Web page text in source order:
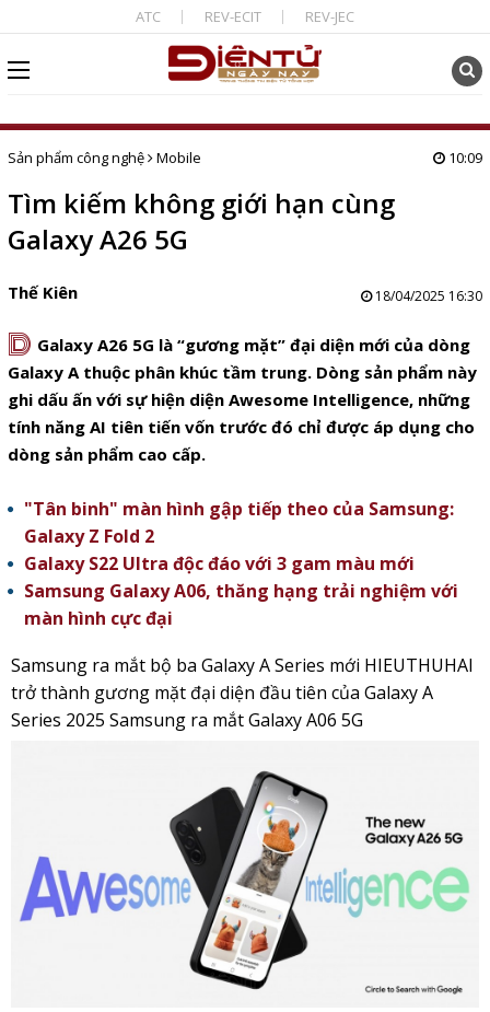
ATC REV-ECIT REV-JEC
Sản phẩm công nghệ Mobile 10:09
Tìm kiếm không giới hạn cùng
Galaxy A26 5G
Thế Kiên 18/04/2025 16:30
D Galaxy A26 5G là “gương mặt” đại diện mới của dòng
Galaxy A thuộc phân khúc tầm trung. Dòng sản phẩm này
ghi dấu ấn với sự hiện diện Awesome Intelligence, những
tính năng AI tiên tiến vốn trước đó chỉ được áp dụng cho
dòng sản phẩm cao cấp.
"Tân binh" màn hình gập tiếp theo của Samsung:
Galaxy Z Fold 2
Galaxy S22 Ultra độc đáo với 3 gam màu mới
Samsung Galaxy A06, thăng hạng trải nghiệm với
màn hình cực đại
Samsung ra mắt bộ ba Galaxy A Series mới HIEUTHUHAI
trở thành gương mặt đại diện đầu tiên của Galaxy A
Series 2025 Samsung ra mắt Galaxy A06 5G